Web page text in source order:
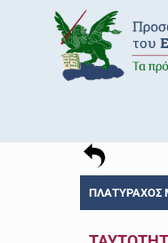
ΠΛΑΤΥΡΑΧΟΣ